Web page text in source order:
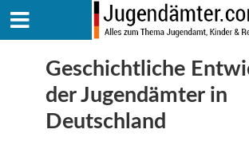
Geschichtliche
der Jugendämter in
Deutschland